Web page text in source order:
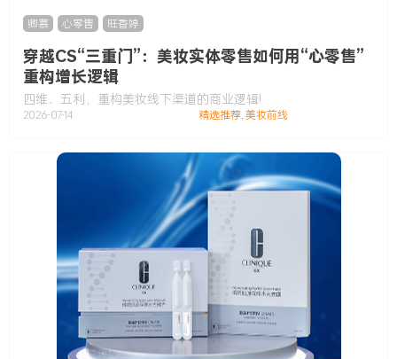
卿慕 心零售 旺香婷
穿越CS“三重门”：美妆实体零售如何用“心零售”
重构增长逻辑
四维、五利，重构美妆线下渠道的商业逻辑!
2026-07-14 精选推荐,美妆前线